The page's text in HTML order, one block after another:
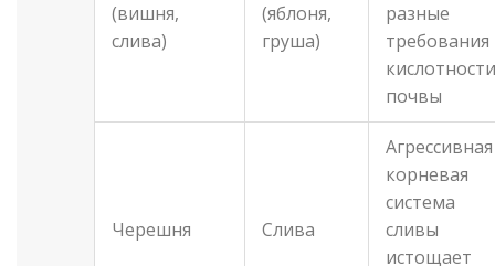
(вишня,
слива)
(яблоня,
груша)
разные
требования
кислотности
почвы
Черешня Слива
Агрессивная
корневая
система
сливы
истощает